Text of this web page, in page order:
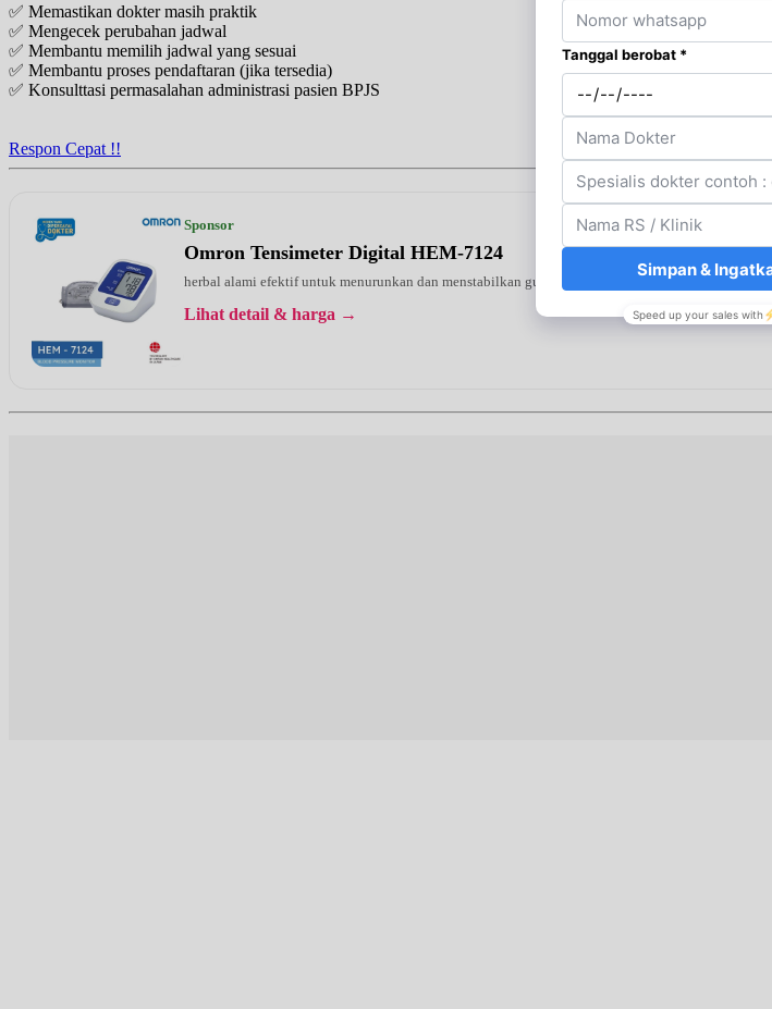
Selasa, 18/08/2026
Jam 18:00 - 22:00
UMUM
Rabu, 19/08/2026
UMUM
Jumat, 21/08/2026
Jam 18:00 - 22:00
Senin, 24/08/2026
Jam 18:00 - 22:00
✅ Memastikan dokter masih praktik
✅ Mengecek perubahan jadwal
✅ Membantu memilih jadwal yang sesuai
✅ Membantu proses pendaftaran (jika tersedia)
✅ Konsulttasi permasalahan administrasi pasien BPJS
Respon Cepat !!
Sponsor
Omron Tensimeter Digital HEM-7124
herbal alami efektif untuk menurunkan dan menstabilkan gula darah tinggi. Diformulasikan
Lihat detail & harga →